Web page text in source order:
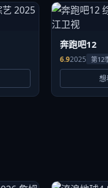
奔跑吧12
6.92025 第12
想